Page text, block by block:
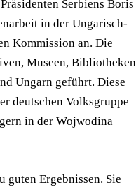
Serbiens Boris
in der Ungarisch-
Kommission an. Die
Museen, Bibliotheken
Ungarn geführt. Diese
deutschen Volksgruppe
in der Wojwodina
guten Ergebnissen. Sie